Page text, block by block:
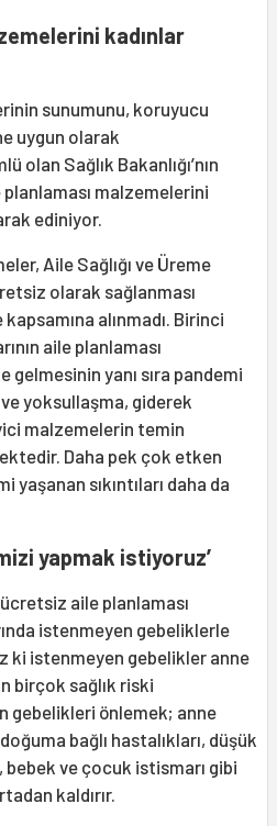
kadınlar
sunumunu, koruyucu
uygun olarak
Sağlık Bakanlığı’nın
planlaması malzemelerini
ediniyor.
Aile Sağlığı ve Üreme
olarak sağlanması
alınmadı. Birinci
aile planlaması
yanı sıra pandemi
yoksullaşma, giderek
malzemelerin temin
Daha pek çok etken
yaşanan sıkıntıları daha da
yapmak istiyoruz’
aile planlaması
istenmeyen gebeliklerle
ki istenmeyen gebelikler anne
birçok sağlık riski
gebelikleri önlemek; anne
bağlı hastalıkları, düşük
bebek ve çocuk istismarı gibi
kaldırır.